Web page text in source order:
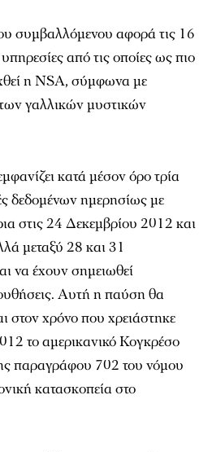
συμβαλλόμενου αφορά τις 16
από τις οποίες ως πιο
η NSA, σύμφωνα με
γαλλικών μυστικών
κατά μέσον όρο τρία
δεδομένων ημερησίως με
στις 24 Δεκεμβρίου 2012 και
μεταξύ 28 και 31
να έχουν σημειωθεί
Αυτή η παύση θα
στον χρόνο που χρειάστηκε
το αμερικανικό Κογκρέσο
παραγράφου 702 του νόμου
κατασκοπεία στο